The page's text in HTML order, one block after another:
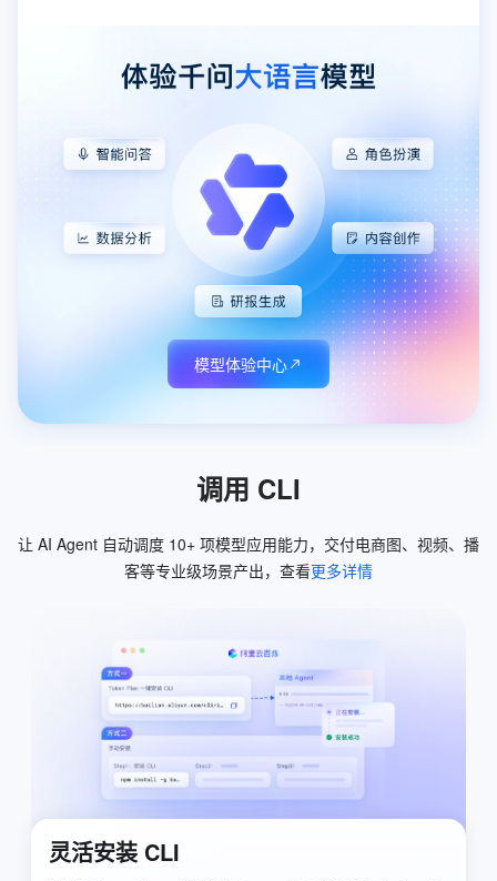
模型体验中心
调用 CLI
让 AI Agent 自动调度 10+ 项模型应用能力，交付电商图、视频、播
客等专业级场景产出，查看更多详情
灵活安装 CLI